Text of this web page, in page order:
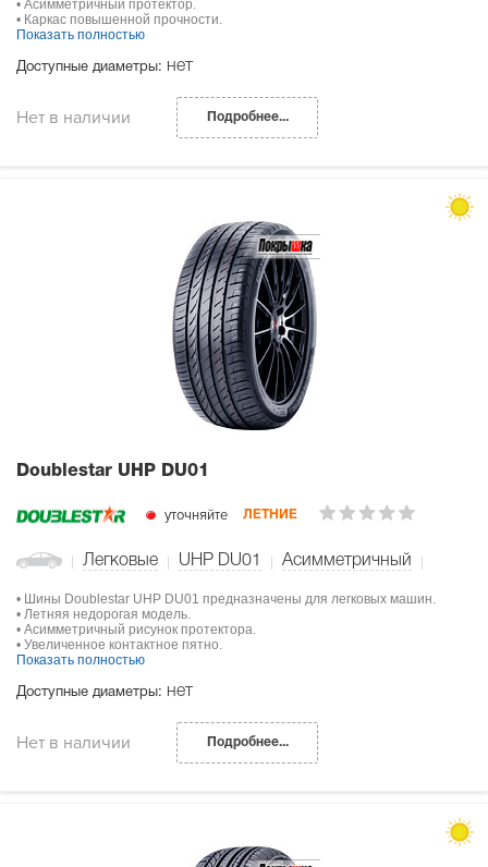
• Асимметричный протектор.
• Каркас повышенной прочности.
Показать полностью
Доступные диаметры: нет
Нет в наличии Подробнее...
Doublestar UHP DU01
уточняйте ЛЕТНИЕ
Легковые UHP DU01 Асимметричный
• Шины Doublestar UHP DU01 предназначены для легковых машин.
• Летняя недорогая модель.
• Асимметричный рисунок протектора.
• Увеличенное контактное пятно.
Показать полностью
Доступные диаметры: нет
Нет в наличии Подробнее...